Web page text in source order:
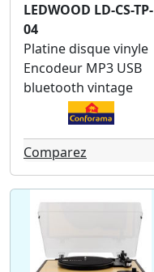
LEDWOOD LD-CS-TP-
04
Platine disque vinyle
Encodeur MP3 USB
bluetooth vintage
Comparez